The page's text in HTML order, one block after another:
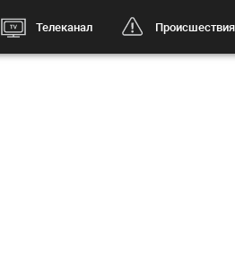
Телеканал Происшествия